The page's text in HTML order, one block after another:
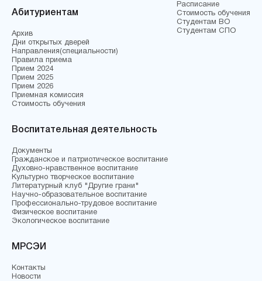
Абитуриентам
Архив
Дни открытых дверей
Направления(специальности)
Правила приема
Прием 2024
Прием 2025
Прием 2026
Приемная комиссия
Стоимость обучения
Расписание
Стоимость обучения
Студентам ВО
Студентам СПО
Воспитательная деятельность
Документы
Гражданское и патриотическое воспитание
Духовно-нравственное воспитание
Культурно творческое воспитание
Литературный клуб "Другие грани"
Научно-образовательное воспитание
Профессионально-трудовое воспитание
Физическое воспитание
Экологическое воспитание
МРСЭИ
Контакты
Новости